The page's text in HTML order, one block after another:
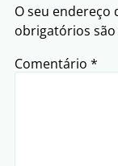
O seu endereço
obrigatórios
Comentário *